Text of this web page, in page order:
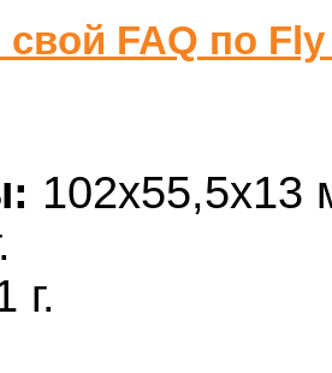
FAQ по
102x55,5x13
г.